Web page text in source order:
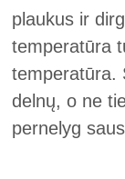
plaukus ir
temperatūra
temperatūra.
delnų, o ne
pernelyg